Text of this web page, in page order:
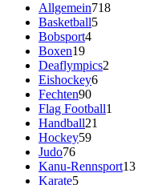
Allgemein718
Basketball5
Bobsport4
Boxen19
Deaflympics2
Eishockey6
Fechten90
Flag Football1
Handball21
Hockey59
Judo76
Kanu-Rennsport13
Karate5